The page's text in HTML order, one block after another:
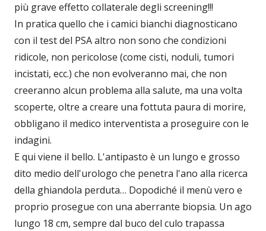
più grave effetto collaterale degli screening!!!
In pratica quello che i camici bianchi diagnosticano
con il test del PSA altro non sono che condizioni
ridicole, non pericolose (come cisti, noduli, tumori
incistati, ecc.) che non evolveranno mai, che non
creeranno alcun problema alla salute, ma una volta
scoperte, oltre a creare una fottuta paura di morire,
obbligano il medico interventista a proseguire con le
indagini.
E qui viene il bello. L'antipasto è un lungo e grosso
dito medio dell'urologo che penetra l'ano alla ricerca
della ghiandola perduta… Dopodiché il menù vero e
proprio prosegue con una aberrante biopsia. Un ago
lungo 18 cm, sempre dal buco del culo trapassa